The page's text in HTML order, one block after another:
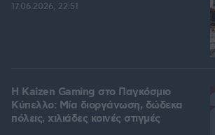
17.06.2026, 22:51
H Kaizen Gaming στο Παγκόσμιο
Kύπελλο: Μία διοργάνωση, δώδεκα
πόλεις, χιλιάδες κοινές στιγμές